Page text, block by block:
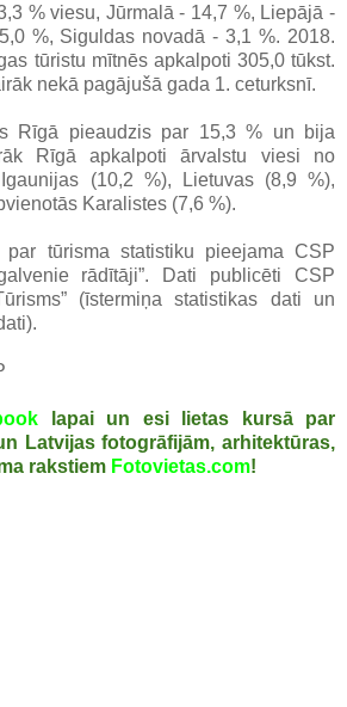
% viesu, Jūrmalā - 14,7 %, Liepājā -
%, Siguldas novadā - 3,1 %. 2018.
tūristu mītnēs apkalpoti 305,0 tūkst.
nekā pagājušā gada 1. ceturksnī.
Rīgā pieaudzis par 15,3 % un bija
Rīgā apkalpoti ārvalstu viesi no
(10,2 %), Lietuvas (8,9 %),
Karalistes (7,6 %).
par tūrisma statistiku pieejama CSP
rādītāji”. Dati publicēti CSP
(īstermiņa statistikas dati un
lapai un esi lietas kursā par
Latvijas fotogrāfijām, arhitektūras,
rakstiem Fotovietas.com!